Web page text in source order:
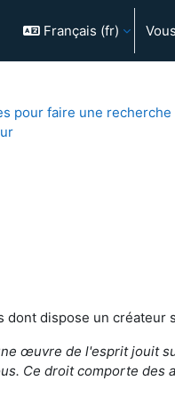
Français ‎(fr)‎
pour faire une
dont dispose un créateur
œuvre de l'esprit jouit
Ce droit comporte des